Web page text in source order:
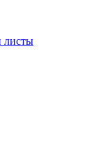
листы